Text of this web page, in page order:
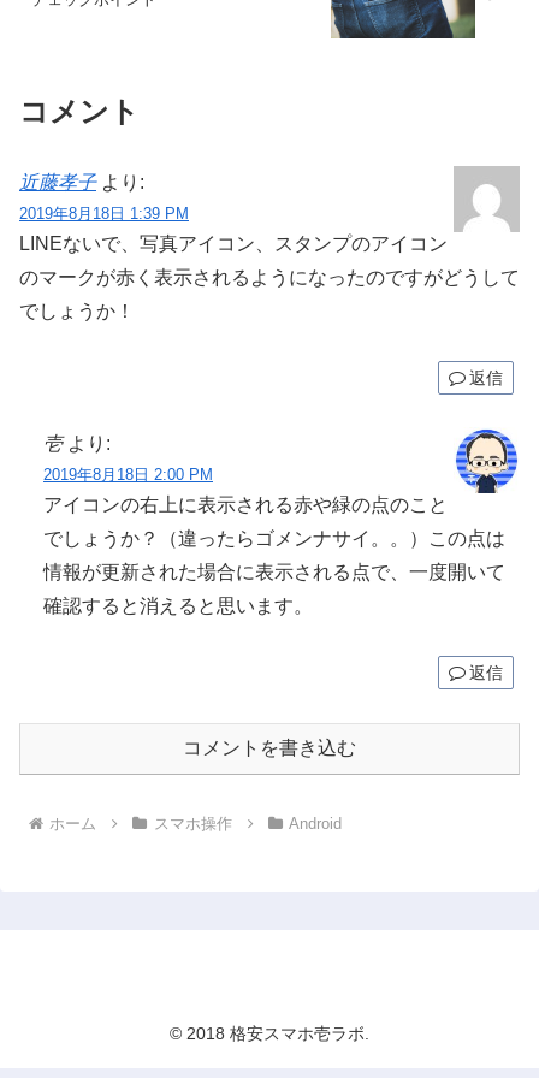
コメント
近藤孝子 より:
2019年8月18日 1:39 PM
LINEないで、写真アイコン、スタンプのアイコン
のマークが赤く表示されるようになったのですがどうして
でしょうか！
返信
壱 より:
2019年8月18日 2:00 PM
アイコンの右上に表示される赤や緑の点のこと
でしょうか？（違ったらゴメンナサイ。。）この点は
情報が更新された場合に表示される点で、一度開いて
確認すると消えると思います。
返信
コメントを書き込む
ホーム スマホ操作 Android
© 2018 格安スマホ壱ラボ.